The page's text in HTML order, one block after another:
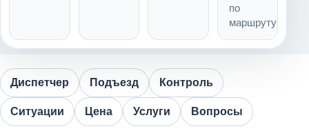
по
маршруту
Диспетчер Подъезд Контроль
Ситуации Цена Услуги Вопросы